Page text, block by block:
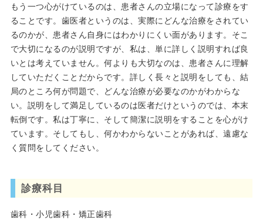
もう一つ心がけているのは、患者さんの立場になって診療をす
ることです。歯医者というのは、実際にどんな治療をされてい
るのかが、患者さん自身にはわかりにくい面があります。そこ
で大切になるのが説明ですが、私は、単に詳しく説明すれば良
いとは考えていません。何よりも大切なのは、患者さんに理解
していただくことだからです。詳しく長々と説明をしても、結
局のところ何が問題で、どんな治療が必要なのかがわからな
い。説明をして満足しているのは医者だけというのでは、本末
転倒です。私は丁寧に、そして簡潔に説明をすることを心がけ
ています。そしてもし、何かわからないことがあれば、遠慮な
く質問をしてください。
診療科目
歯科・小児歯科・矯正歯科